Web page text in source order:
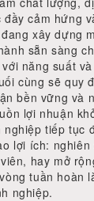
cảm hứng
xây dựng
sẵn sàng
năng suất
cùng sẽ quy
bền vững và
lợi nhuận
tiếp tục
lợi ích:
hay mở
tuần hoàn
nghiệp.